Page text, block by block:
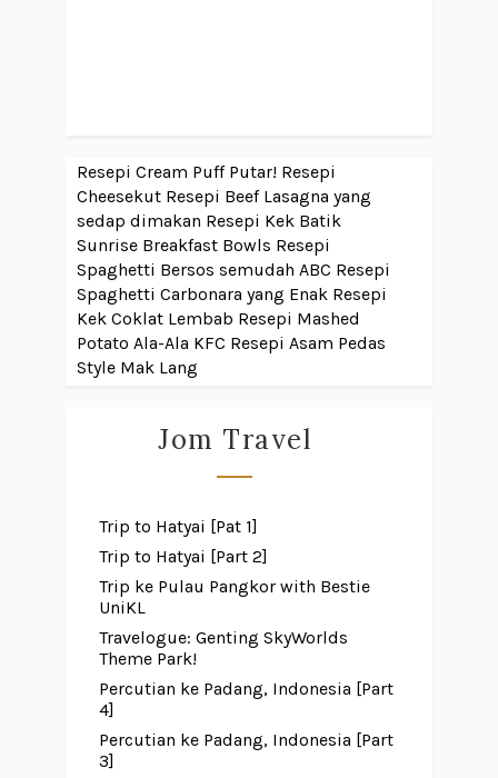
Resepi Cream Puff Putar! Resepi
Cheesekut Resepi Beef Lasagna yang
sedap dimakan Resepi Kek Batik
Sunrise Breakfast Bowls Resepi
Spaghetti Bersos semudah ABC Resepi
Spaghetti Carbonara yang Enak Resepi
Kek Coklat Lembab Resepi Mashed
Potato Ala-Ala KFC Resepi Asam Pedas
Style Mak Lang
Jom Travel
Trip to Hatyai [Pat 1]
Trip to Hatyai [Part 2]
Trip ke Pulau Pangkor with Bestie
UniKL
Travelogue: Genting SkyWorlds
Theme Park!
Percutian ke Padang, Indonesia [Part
4]
Percutian ke Padang, Indonesia [Part
3]